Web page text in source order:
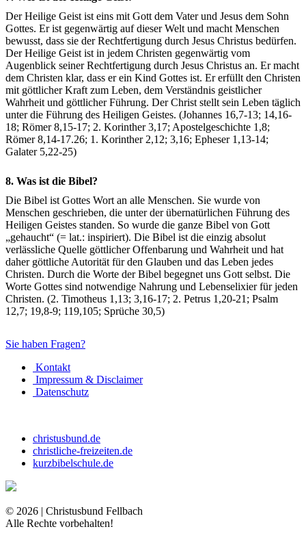
Der Heilige Geist ist eins mit Gott dem Vater und Jesus dem Sohn
Gottes. Er ist gegenwärtig auf dieser Welt und macht Menschen
bewusst, dass sie der Rechtfertigung durch Jesus Christus bedürfen.
Der Heilige Geist ist in jedem Christen gegenwärtig vom
Augenblick seiner Rechtfertigung durch Jesus Christus an. Er macht
dem Christen klar, dass er ein Kind Gottes ist. Er erfüllt den Christen
mit göttlicher Kraft zum Leben, dem Verständnis geistlicher
Wahrheit und göttlicher Führung. Der Christ stellt sein Leben täglich
unter die Führung des Heiligen Geistes. (Johannes 16,7-13; 14,16-
18; Römer 8,15-17; 2. Korinther 3,17; Apostelgeschichte 1,8;
Römer 8,14-17.26; 1. Korinther 2,12; 3,16; Epheser 1,13-14;
Galater 5,22-25)
8. Was ist die Bibel?
Die Bibel ist Gottes Wort an alle Menschen. Sie wurde von
Menschen geschrieben, die unter der übernatürlichen Führung des
Heiligen Geistes standen. So wurde die ganze Bibel von Gott
„gehaucht“ (= lat.: inspiriert). Die Bibel ist die einzig absolut
verlässliche Quelle göttlicher Offenbarung und Wahrheit und hat
daher göttliche Autorität für den Glauben und das Leben jedes
Christen. Durch die Worte der Bibel begegnet uns Gott selbst. Die
Worte Gottes sind notwendige Nahrung und Lebenselixier für jeden
Christen. (2. Timotheus 1,13; 3,16-17; 2. Petrus 1,20-21; Psalm
12,7; 19,8-9; 119,105; Sprüche 30,5)
Sie haben Fragen?
Kontakt
Impressum & Disclaimer
Datenschutz
christusbund.de
christliche-freizeiten.de
kurzbibelschule.de
© 2026 | Christusbund Fellbach
Alle Rechte vorbehalten!